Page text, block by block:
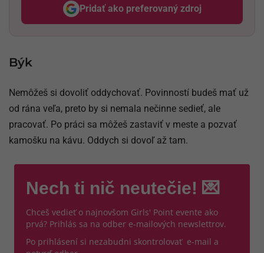
Pridať ako preferovaný zdroj
Odzadu, odkaz sa otvorí v
Býk
Nemôžeš si dovoliť oddychovať. Povinností budeš mať už
od rána veľa, preto by si nemala nečinne sedieť, ale
pracovať. Po práci sa môžeš zastaviť v meste a pozvať
kamošku na kávu. Oddych si dovoľ až tam.
Nech ti nič neutečie! 💌
Chceš vedieť o najnovšom Girls' Point evente ako
prvá? Prihlás sa na odber e-mailových newslettrov.
Po prihlásení si nezabudni skontrolovať e-mail a